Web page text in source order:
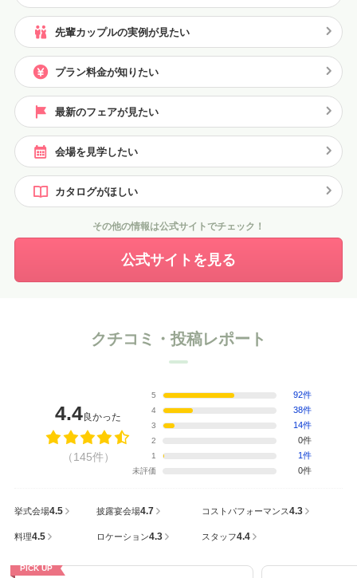
先輩カップルの実例が見たい
プラン料金が知りたい
最新のフェアが見たい
会場を見学したい
カタログがほしい
その他の情報は公式サイトでチェック！
公式サイトを見る
クチコミ・投稿レポート
4.4良かった
（145件）
5 92件
4 38件
3 14件
2 0件
1 1件
未評価 0件
挙式会場4.5 披露宴会場4.7 コストパフォーマンス4.3
料理4.5 ロケーション4.3 スタッフ4.4
PICK UP